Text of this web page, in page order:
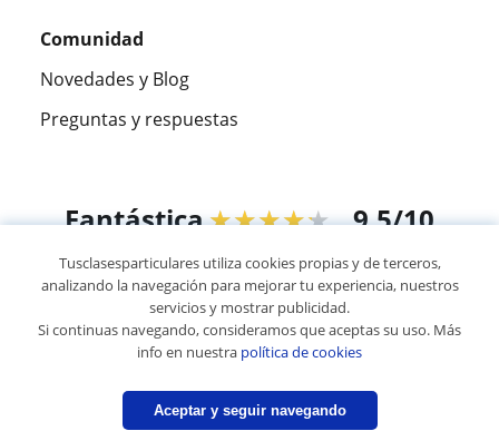
Comunidad
Novedades y Blog
Preguntas y respuestas
Fantástica★★★★★ 9,5/10
305915opiniones de alumnos
© 2007 - 2026 Tus clases particulares
Mapa web:Profesores particulares
Tusclasesparticulares utiliza cookies propias y de terceros,
analizando la navegación para mejorar tu experiencia, nuestros
servicios y mostrar publicidad.
Si continuas navegando, consideramos que aceptas su uso. Más
info en nuestra política de cookies
Aceptar y seguir navegando